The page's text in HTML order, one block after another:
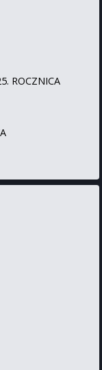
ROCZNICA